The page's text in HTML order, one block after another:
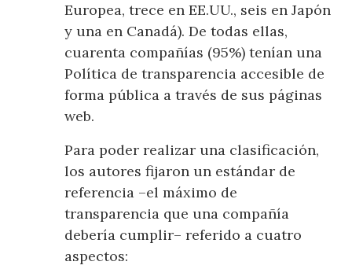
Europea, trece en EE.UU., seis en Japón
y una en Canadá). De todas ellas,
cuarenta compañías (95%) tenían una
Política de transparencia accesible de
forma pública a través de sus páginas
web.
Para poder realizar una clasificación,
los autores fijaron un estándar de
referencia –el máximo de
transparencia que una compañía
debería cumplir– referido a cuatro
aspectos: